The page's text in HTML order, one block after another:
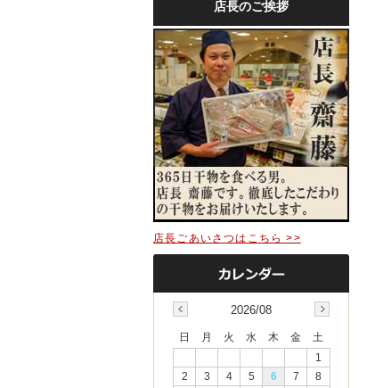
店長のご挨拶
店長ごあいさつはこちら >>
2026/08
日 月 火 水 木 金
土
1
2
3 4 5 6 7
8